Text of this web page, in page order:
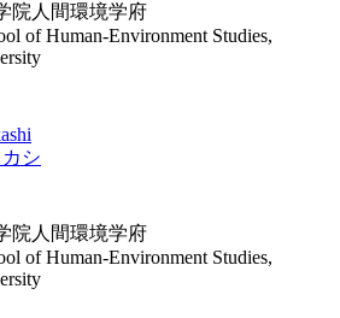
院人間環境学府
of Human-Environment Studies,
シ
院人間環境学府
of Human-Environment Studies,